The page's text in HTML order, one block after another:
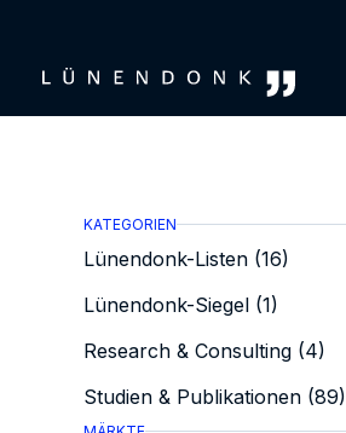
KATEGORIEN
Lünendonk-Listen (16)
Lünendonk-Siegel (1)
Research & Consulting (4)
Studien & Publikationen (89)